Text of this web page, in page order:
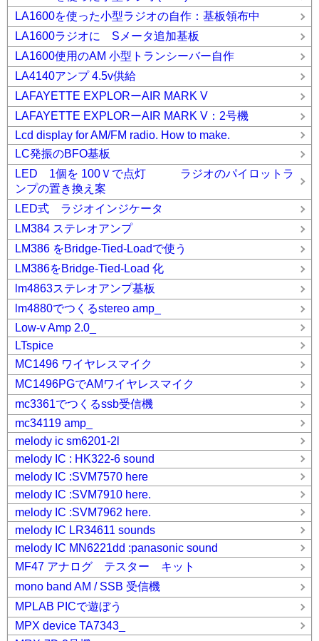
LA1600を使った小型ラジオの自作：基板領布中
LA1600ラジオに Sメータ追加基板
LA1600使用のAM 小型トランシーバー自作
LA4140アンプ 4.5v供給
LAFAYETTE EXPLORーAIR MARK V
LAFAYETTE EXPLORーAIR MARK V：2号機
Lcd display for AM/FM radio. How to make.
LC発振のBFO基板
LED 1個を 100Ｖで点灯 ラジオのパイロットラ
ンプの置き換え案
LED式 ラジオインジケータ
LM384 ステレオアンプ
LM386 をBridge-Tied-Loadで使う
LM386をBridge-Tied-Load 化
lm4863ステレオアンプ基板
lm4880でつくるstereo amp_
Low-v Amp 2.0_
LTspice
MC1496 ワイヤレスマイク
MC1496PGでAMワイヤレスマイク
mc3361でつくるssb受信機
mc34119 amp_
melody ic sm6201-2l
melody IC : HK322-6 sound
melody IC :SVM7570 here
melody IC :SVM7910 here.
melody IC :SVM7962 here.
melody IC LR34611 sounds
melody IC MN6221dd :panasonic sound
MF47 アナログ テスター キット
mono band AM / SSB 受信機
MPLAB PICで遊ぼう
MPX device TA7343_